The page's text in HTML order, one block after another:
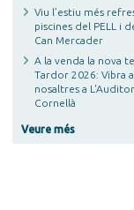
Viu l’estiu més
piscines del PELL i
Can Mercader
A la venda la nova
Tardor 2026: Vibra
nosaltres a
Cornellà
Veure més